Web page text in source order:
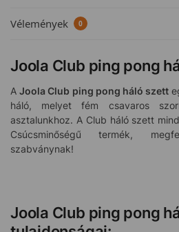
Vélemények 0
Joola Club ping pong
AJoola Club ping pong háló szett
háló, melyet fém csavaros
asztalunkhoz. A Club háló szett
Csúcsminőségű termék,
szabványnak!
Joola Club ping pong